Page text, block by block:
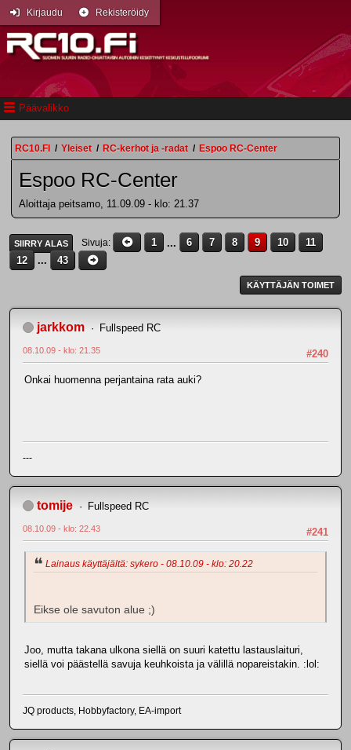
Päävalikko
Kirjaudu Rekisteröidy
RC10.FI / Yleiset / RC-kerhot ja -radat / Espoo RC-Center
Espoo RC-Center
Aloittaja peitsamo, 11.09.09 - klo: 21.37
SIIRRY ALAS Sivuja 1 ... 6 7 8 9 10
11
12
... 43
KÄYTTÄJÄN TOIMET
jarkkom Fullspeed RC
#240
08.10.09 - klo: 21.35
Onkai huomenna perjantaina rata auki?
---
tomije Fullspeed RC
#241
08.10.09 - klo: 22.43
Lainaus käyttäjältä: sykero - 08.10.09 - klo: 20.22
Eikse ole savuton alue ;)
Joo, mutta takana ulkona siellä on suuri katettu lastauslaituri,
siellä voi päästellä savuja keuhkoista ja välillä nopareistakin. :lol:
JQ products, Hobbyfactory, EA-import